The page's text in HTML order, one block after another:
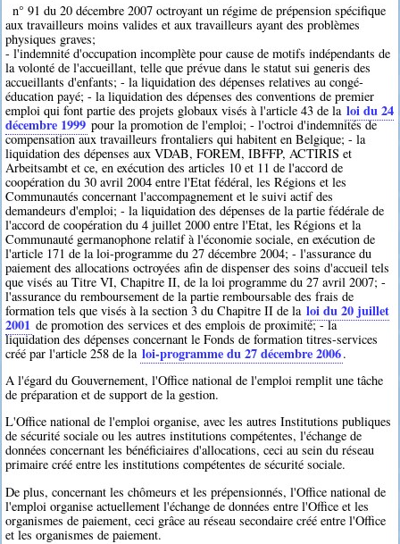
n° 91 du 20 décembre 2007 octroyant un régime de prépension spécifique
aux travailleurs moins valides et aux travailleurs ayant des problèmes
physiques graves;
- l'indemnité d'occupation incomplète pour cause de motifs indépendants de
la volonté de l'accueillant, telle que prévue dans le statut sui generis des
accueillants d'enfants; - la liquidation des dépenses relatives au congé-
éducation payé; - la liquidation des dépenses des conventions de premier
emploi qui font partie des projets globaux visés à l'article 43 de la loi du 24
décembre 1999 pour la promotion de l'emploi; - l'octroi d'indemnités de
compensation aux travailleurs frontaliers qui habitent en Belgique; - la
liquidation des dépenses aux VDAB, FOREM, IBFFP, ACTIRIS et
Arbeitsambt et ce, en exécution des articles 10 et 11 de l'accord de
coopération du 30 avril 2004 entre l'Etat fédéral, les Régions et les
Communautés concernant l'accompagnement et le suivi actif des
demandeurs d'emploi; - la liquidation des dépenses de la partie fédérale de
l'accord de coopération du 4 juillet 2000 entre l'Etat, les Régions et la
Communauté germanophone relatif à l'économie sociale, en exécution de
l'article 171 de la loi-programme du 27 décembre 2004; - l'assurance du
paiement des allocations octroyées afin de dispenser des soins d'accueil tels
que visés au Titre VI, Chapitre II, de la loi programme du 27 avril 2007; -
l'assurance du remboursement de la partie remboursable des frais de
formation tels que visés à la section 3 du Chapitre II de la loi du 20 juillet
2001 de promotion des services et des emplois de proximité; - la
liquidation des dépenses concernant le Fonds de formation titres-services
créé par l'article 258 de la loi-programme du 27 décembre 2006.
A l'égard du Gouvernement, l'Office national de l'emploi remplit une tâche
de préparation et de support de la gestion.
L'Office national de l'emploi organise, avec les autres Institutions publiques
de sécurité sociale ou les autres institutions compétentes, l'échange de
données concernant les bénéficiaires d'allocations, ceci au sein du réseau
primaire créé entre les institutions compétentes de sécurité sociale.
De plus, concernant les chômeurs et les prépensionnés, l'Office national de
l'emploi organise actuellement l'échange de données entre l'Office et les
organismes de paiement, ceci grâce au réseau secondaire créé entre l'Office
et les organismes de paiement.